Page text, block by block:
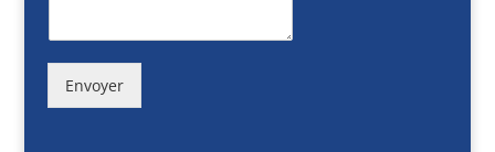
Envoyer